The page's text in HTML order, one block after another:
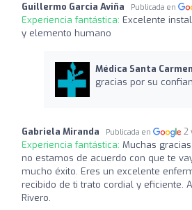
Guillermo Garcia Aviña Publicada en
Experiencia fantástica: Excelente
y elemento humano
Médica Santa Carmen
gracias por su
Gabriela Miranda Publicada en 2
Experiencia fantástica: Muchas
no estamos de acuerdo con que te
mucho éxito. Eres un excelente
recibido de ti trato cordial y eficiente.
Rivero.